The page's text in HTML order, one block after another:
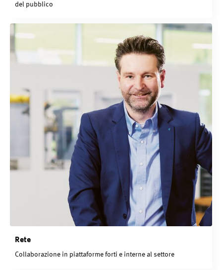
del pubblico
Rete
Collaborazione in piattaforme forti e interne al settore